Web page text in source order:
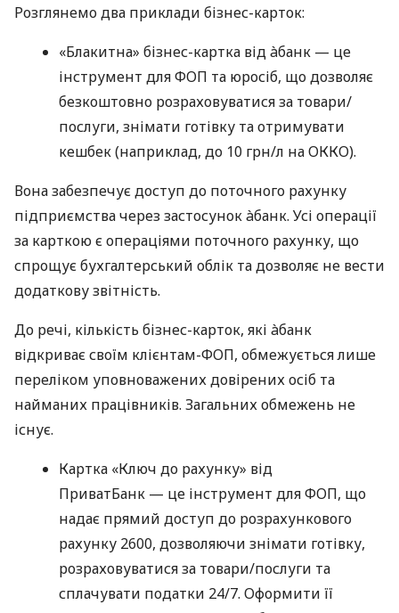
Розглянемо два приклади бізнес-карток:
«Блакитна» бізнес-картка від àбанк — це
інструмент для ФОП та юросіб, що дозволяє
безкоштовно розраховуватися за товари/
послуги, знімати готівку та отримувати
кешбек (наприклад, до 10 грн/л на ОККО).
Вона забезпечує доступ до поточного рахунку
підприємства через застосунок àбанк. Усі операції
за карткою є операціями поточного рахунку, що
спрощує бухгалтерський облік та дозволяє не вести
додаткову звітність.
До речі, кількість бізнес-карток, які àбанк
відкриває своїм клієнтам-ФОП, обмежується лише
переліком уповноважених довірених осіб та
найманих працівників. Загальних обмежень не
існує.
Картка «Ключ до рахунку» від
ПриватБанк — це інструмент для ФОП, що
надає прямий доступ до розрахункового
рахунку 2600, дозволяючи знімати готівку,
розраховуватися за товари/послуги та
сплачувати податки 24/7. Оформити її